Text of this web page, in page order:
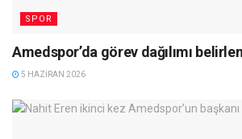
SPOR
Amedspor’da görev dağılımı
5 HAZIRAN 2026